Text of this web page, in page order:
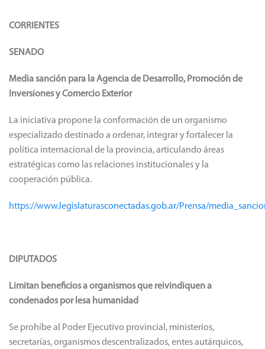
CORRIENTES
SENADO
Media sanción para la Agencia de Desarrollo, Promoción de
Inversiones y Comercio Exterior
La iniciativa propone la conformación de un organismo
especializado destinado a ordenar, integrar y fortalecer la
política internacional de la provincia, articulando áreas
estratégicas como las relaciones institucionales y la
cooperación pública.
https://www.legislaturasconectadas.gob.ar/Prensa/
DIPUTADOS
Limitan beneficios a organismos que reivindiquen a
condenados por lesa humanidad
Se prohíbe al Poder Ejecutivo provincial, ministerios,
secretarías, organismos descentralizados, entes autárquicos,